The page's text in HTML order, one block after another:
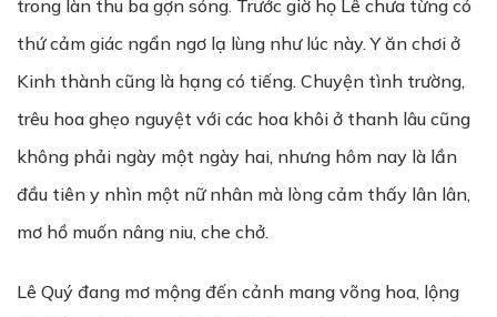
trong làn thu ba gợn sóng. Trước giờ họ Lê chưa từng có
thứ cảm giác ngẩn ngơ lạ lùng như lúc này. Y ăn chơi ở
Kinh thành cũng là hạng có tiếng. Chuyện tình trường,
trêu hoa ghẹo nguyệt với các hoa khôi ở thanh lâu cũng
không phải ngày một ngày hai, nhưng hôm nay là lần
đầu tiên y nhìn một nữ nhân mà lòng cảm thấy lân lân,
mơ hồ muốn nâng niu, che chở.
Lê Quý đang mơ mộng đến cảnh mang võng hoa, lộng